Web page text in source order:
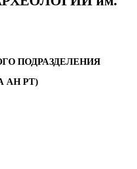
ПОДРАЗДЕЛЕНИЯ
АН РТ)